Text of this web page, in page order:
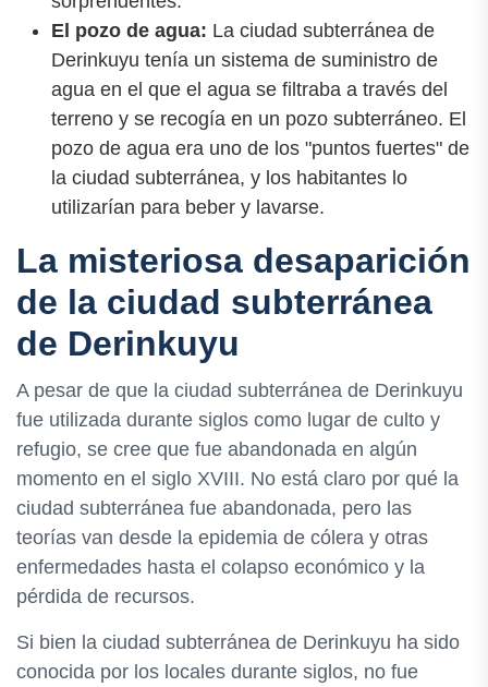
El pozo de agua: La ciudad subterránea de
Derinkuyu tenía un sistema de suministro de
agua en el que el agua se filtraba a través del
terreno y se recogía en un pozo subterráneo. El
pozo de agua era uno de los "puntos fuertes" de
la ciudad subterránea, y los habitantes lo
utilizarían para beber y lavarse.
La misteriosa desaparición
de la ciudad subterránea
de Derinkuyu
A pesar de que la ciudad subterránea de Derinkuyu
fue utilizada durante siglos como lugar de culto y
refugio, se cree que fue abandonada en algún
momento en el siglo XVIII. No está claro por qué la
ciudad subterránea fue abandonada, pero las
teorías van desde la epidemia de cólera y otras
enfermedades hasta el colapso económico y la
pérdida de recursos.
Si bien la ciudad subterránea de Derinkuyu ha sido
conocida por los locales durante siglos, no fue